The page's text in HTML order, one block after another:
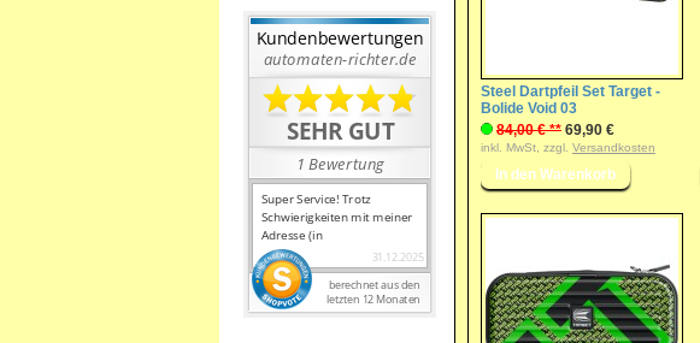
Steel Dartpfeil Set Target -
Bolide Void 03
84,00 € ** 69,90 €
inkl. MwSt, zzgl. Versandkosten